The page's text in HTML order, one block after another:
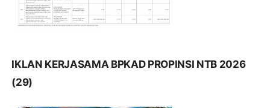
IKLAN KERJASAMA BPKAD PROPINSI NTB 2026
(29)